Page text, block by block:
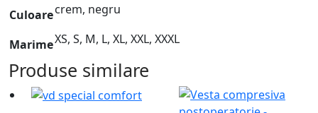
Culoarecrem, negru
MarimeXS, S, M, L, XL, XXL, XXXL
Produse similare